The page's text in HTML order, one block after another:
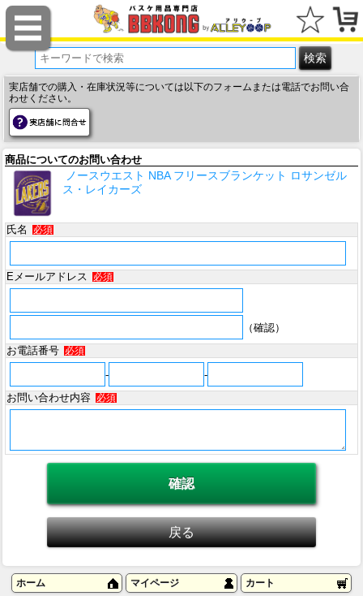
実店舗での購入・在庫状況等については以下のフォームまたは電話でお問い合
わせください。
商品についてのお問い合わせ
ノースウエスト NBA フリースブランケット ロサンゼル
ス・レイカーズ
氏名 必須
Eメールアドレス 必須
（確認）
お電話番号
必須
-
-
お問い合わせ内容
必須
ホーム マイページ カート